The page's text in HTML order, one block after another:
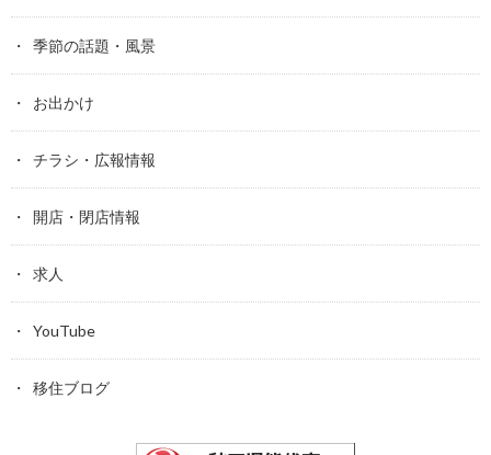
季節の話題・風景
お出かけ
チラシ・広報情報
開店・閉店情報
求人
YouTube
移住ブログ